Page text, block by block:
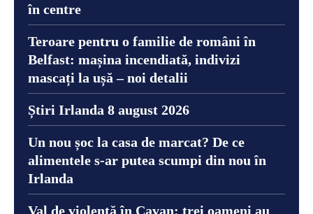
în centre
Teroare pentru o familie de români în
Belfast: mașina incendiată, indivizi
mascați la ușă – noi detalii
Știri Irlanda 8 august 2026
Un nou șoc la casa de marcat? De ce
alimentele s-ar putea scumpi din nou în
Irlanda
Val de violență în Cavan: trei oameni au